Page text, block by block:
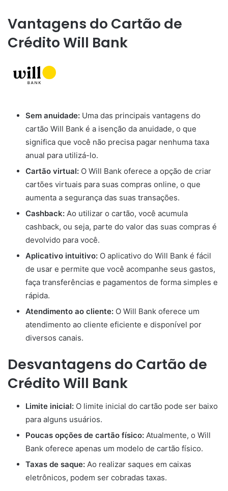
Vantagens do Cartão de
Crédito Will Bank
Sem anuidade: Uma das principais vantagens do
cartão Will Bank é a isenção da anuidade, o que
significa que você não precisa pagar nenhuma taxa
anual para utilizá-lo.
Cartão virtual: O Will Bank oferece a opção de criar
cartões virtuais para suas compras online, o que
aumenta a segurança das suas transações.
Cashback: Ao utilizar o cartão, você acumula
cashback, ou seja, parte do valor das suas compras é
devolvido para você.
Aplicativo intuitivo: O aplicativo do Will Bank é fácil
de usar e permite que você acompanhe seus gastos,
faça transferências e pagamentos de forma simples e
rápida.
Atendimento ao cliente: O Will Bank oferece um
atendimento ao cliente eficiente e disponível por
diversos canais.
Desvantagens do Cartão de
Crédito Will Bank
Limite inicial: O limite inicial do cartão pode ser baixo
para alguns usuários.
Poucas opções de cartão físico: Atualmente, o Will
Bank oferece apenas um modelo de cartão físico.
Taxas de saque: Ao realizar saques em caixas
eletrônicos, podem ser cobradas taxas.